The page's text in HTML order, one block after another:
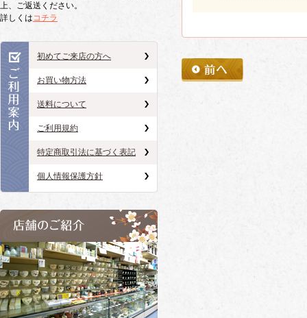
上、ご返送ください。
詳しくはコチラ
初めてご来店の方へ
お買い物方法
送料について
ご利用規約
特定商取引法に基づく表記
個人情報保護方針